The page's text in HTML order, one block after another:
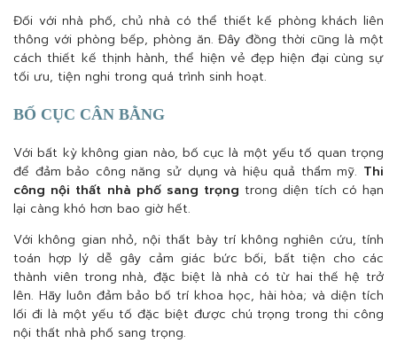
Đối với nhà phố, chủ nhà có thể thiết kế phòng khách liên
thông với phòng bếp, phòng ăn. Đây đồng thời cũng là một
cách thiết kế thịnh hành, thể hiện vẻ đẹp hiện đại cùng sự
tối ưu, tiện nghi trong quá trình sinh hoạt.
BỐ CỤC CÂN BẰNG
Với bất kỳ không gian nào, bố cục là một yếu tố quan trọng
để đảm bảo công năng sử dụng và hiệu quả thẩm mỹ. Thi
công nội thất nhà phố sang trọng trong diện tích có hạn
lại càng khó hơn bao giờ hết.
Với không gian nhỏ, nội thất bày trí không nghiên cứu, tính
toán hợp lý dễ gây cảm giác bức bối, bất tiện cho các
thành viên trong nhà, đặc biệt là nhà có từ hai thế hệ trở
lên. Hãy luôn đảm bảo bố trí khoa học, hài hòa; và diện tích
lối đi là một yếu tố đặc biệt được chú trọng trong thi công
nội thất nhà phố sang trọng.